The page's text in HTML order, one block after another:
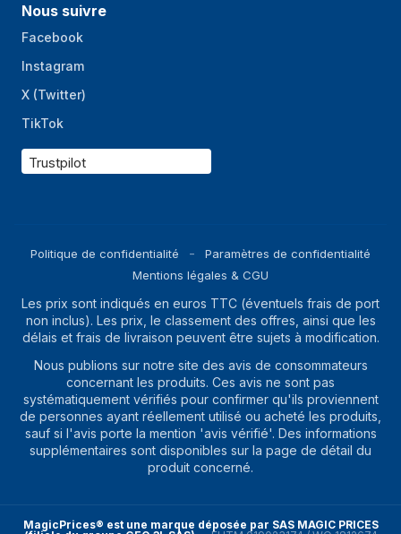
Nous suivre
Facebook
Instagram
X (Twitter)
TikTok
Trustpilot
Politique de confidentialité
Paramètres de confidentialité
Mentions légales & CGU
Les prix sont indiqués en euros TTC (éventuels frais de port
non inclus). Les prix, le classement des offres, ainsi que les
délais et frais de livraison peuvent être sujets à modification.
Nous publions sur notre site des avis de consommateurs
concernant les produits. Ces avis ne sont pas
systématiquement vérifiés pour confirmer qu'ils proviennent
de personnes ayant réellement utilisé ou acheté les produits,
sauf si l'avis porte la mention 'avis vérifié'. Des informations
supplémentaires sont disponibles sur la page de détail du
produit concerné.
MagicPrices® est une marque déposée par SAS MAGIC PRICES